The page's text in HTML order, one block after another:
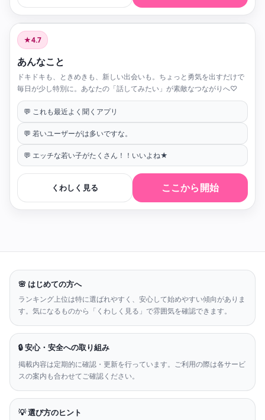
★4.7
あんなこと
ドキドキも、ときめきも、新しい出会いも。ちょっと勇気を出すだけで
毎日が少し特別に。あなたの「話してみたい」が素敵なつながりへ♡
💬 これも最近よく聞くアプリ
💬 若いユーザーがは多いですな。
💬 エッチな若い子がたくさん！！いいよね★
くわしく見る ここから開始
🌸 はじめての方へ
ランキング上位は特に選ばれやすく、安心して始めやすい傾向がありま
す。気になるものから「くわしく見る」で雰囲気を確認できます。
🔒 安心・安全への取り組み
掲載内容は定期的に確認・更新を行っています。ご利用の際は各サービ
スの案内も合わせてご確認ください。
💡 選び方のヒント